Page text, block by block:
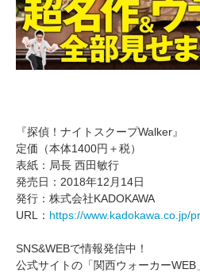
『探偵！ナイトスクープWalker』
定価（本体1400円＋税）
表紙：局長 西田敏行
発売日：2018年12月14日
発行：株式会社KADOKAWA
URL： https://www.kadokawa.co.jp/
SNS&WEBで情報発信中！
公式サイトの「関西ウォーカー